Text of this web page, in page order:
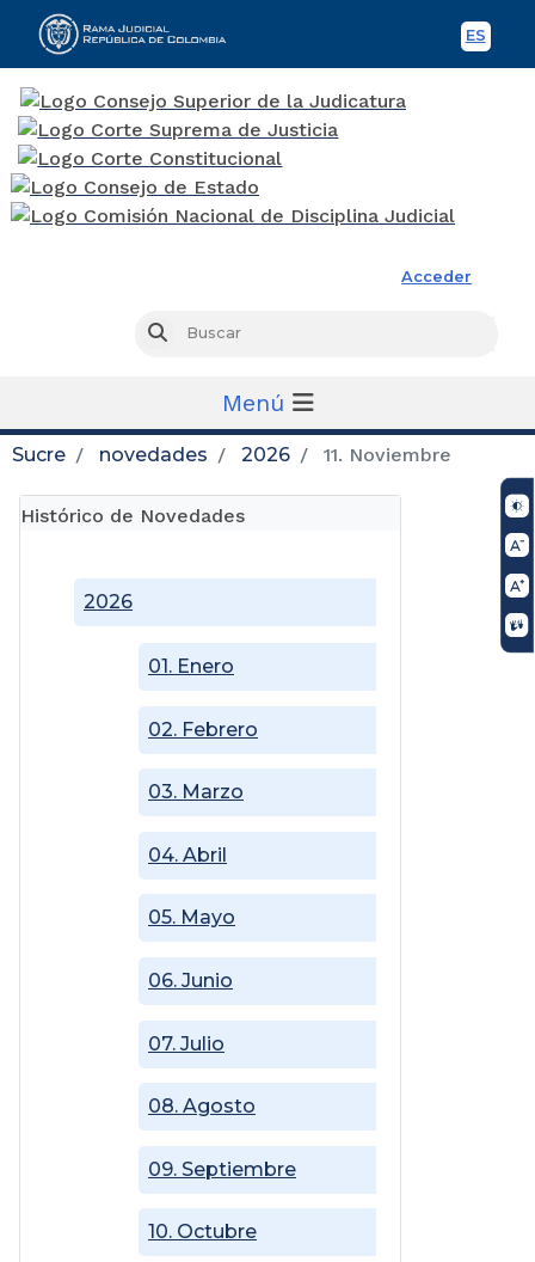
ES
Acceder
Buscar
Menú
Sucre novedades 2026 11. Noviembre
Histórico de Novedades
2026
01. Enero
02. Febrero
03. Marzo
04. Abril
05. Mayo
06. Junio
07. Julio
08. Agosto
09. Septiembre
10. Octubre